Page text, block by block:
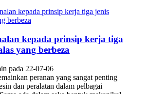
kepada prinsip kerja tiga
yang berbeza
pada 22-07-06
peranan yang sangat penting
dan peralatan dalam pelbagai